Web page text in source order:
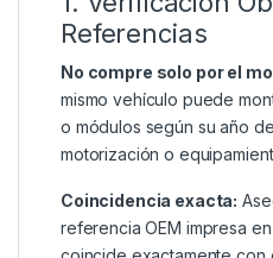
Referencias
No compre solo por el
mismo vehículo puede
o módulos según su año
motorización o
Coincidencia exacta:
referencia OEM impresa